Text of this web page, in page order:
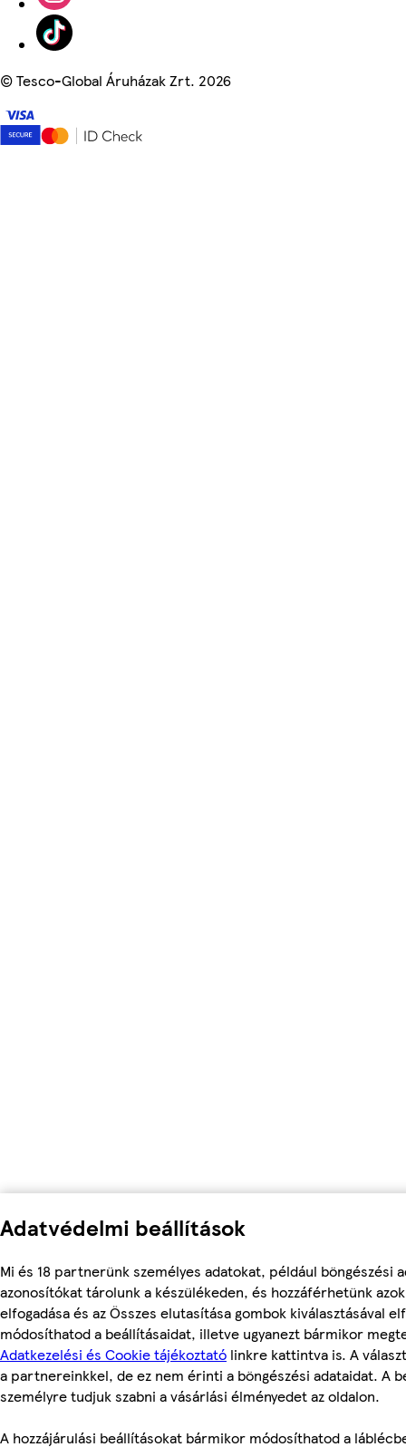
Adatvédelmi beállítások
Mi és 18 partnerünk személyes adatokat, például böngészési
azonosítókat tárolunk a készülékeden, és hozzáférhetünk
elfogadása és az Összes elutasítása gombok kiválasztásával
módosíthatod a beállításaidat, illetve ugyanezt bármikor
Adatkezelési és Cookie tájékoztató linkre kattintva is. A
a partnereinkkel, de ez nem érinti a böngészési adataidat. A
személyre tudjuk szabni a vásárlási élményedet az oldalon.
A hozzájárulási beállításokat bármikor módosíthatod a
©Tesco-Global Áruházak Zrt. 2026